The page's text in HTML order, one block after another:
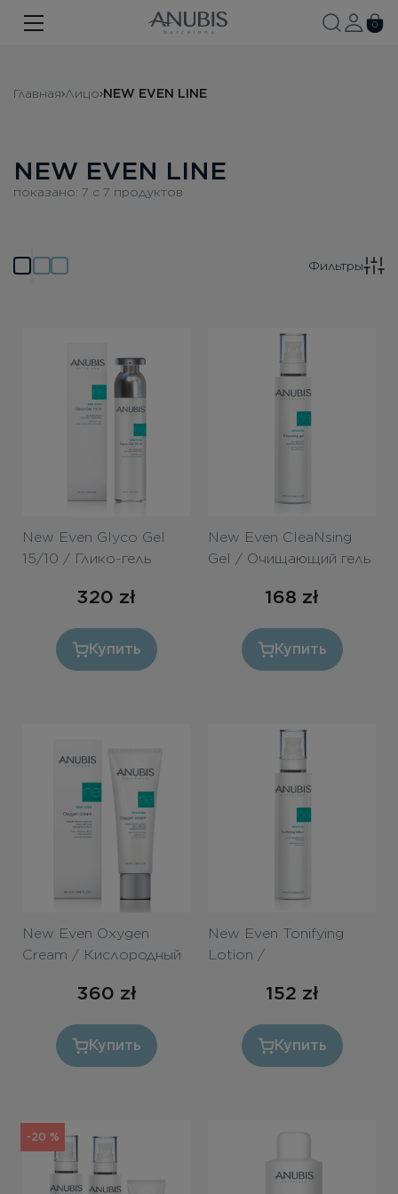
ЛИЦО
ВОЛОСЫ
SPF
Бесплатная консультация
Вход/Регистрация
0
Главная Лицо NEW EVEN LINE
NEW EVEN LINE
показано: 7 c 7 продуктов
Фильтры
New Even Glyco Gel
15/10 / Глико-гель
320 zł
Купить
New Even CleaNsing
Gel / Очищающий гель
168 zł
Купить
New Even Oxygen
Cream / Кислородный
360 zł
Купить
New Even Tonifying
Lotion /
с АНА 250ml
152 zł
Купить
-20 %